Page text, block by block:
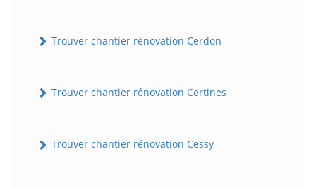
Trouver chantier rénovation Cerdon
Trouver chantier rénovation Certines
Trouver chantier rénovation Cessy